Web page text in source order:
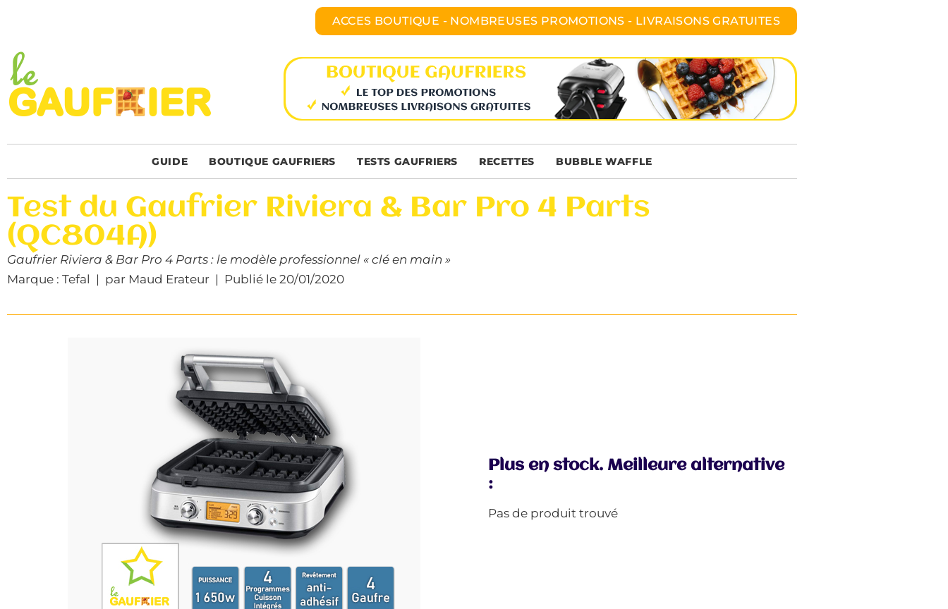
ACCES BOUTIQUE - NOMBREUSES PROMOTIONS - LIVRAISONS GRATUITES
GUIDE BOUTIQUE GAUFRIERS TESTS GAUFRIERS RECETTES BUBBLE WAFFLE
Test du Gaufrier Riviera & Bar Pro 4 Parts
(QC804A)
Gaufrier Riviera & Bar Pro 4 Parts : le modèle professionnel « clé en main »
Marque : Tefal | par Maud Erateur | Publié le 20/01/2020
Plus en stock. Meilleure alternative
:
Pas de produit trouvé